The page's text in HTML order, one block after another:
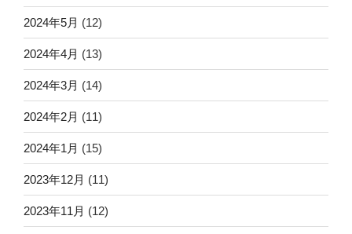
2024年5月 (12)
2024年4月 (13)
2024年3月 (14)
2024年2月 (11)
2024年1月 (15)
2023年12月 (11)
2023年11月 (12)